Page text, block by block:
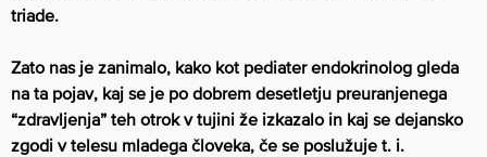
triade.
Zato nas je zanimalo, kako kot pediater endokrinolog gleda
na ta pojav, kaj se je po dobrem desetletju preuranjenega
“zdravljenja” teh otrok v tujini že izkazalo in kaj se dejansko
zgodi v telesu mladega človeka, če se poslužuje t. i.